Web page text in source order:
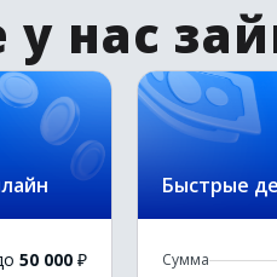
у нас
50 000 ₽
Быстрые
Сумма